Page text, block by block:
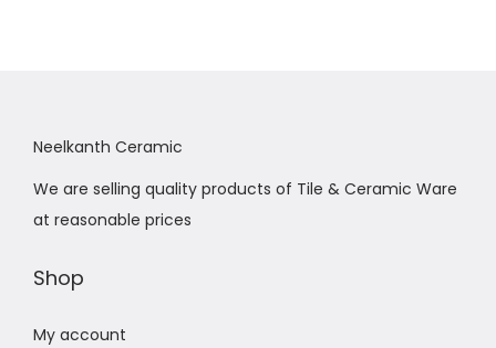
Neelkanth Ceramic
We are selling quality products of Tile & Ceramic Ware
at reasonable prices
Shop
My account